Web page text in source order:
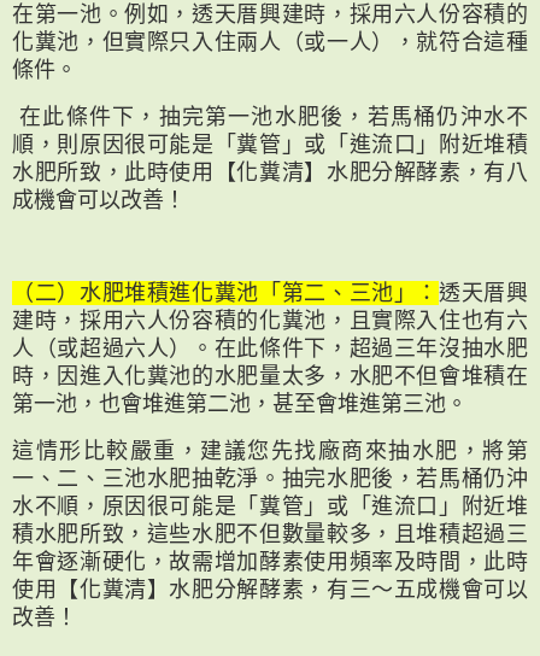
在第一池。例如，透天厝興建時，採用六人份容積的
化糞池，但實際只入住兩人（或一人），就符合這種
條件。
在此條件下，抽完第一池水肥後，若馬桶仍沖水不
順，則原因很可能是「糞管」或「進流口」附近堆積
水肥所致，此時使用【化糞清】水肥分解酵素，有八
成機會可以改善！
（二）水肥堆積進化糞池「第二、三池」：透天厝興
建時，採用六人份容積的化糞池，且實際入住也有六
人（或超過六人）。在此條件下，超過三年沒抽水肥
時，因進入化糞池的水肥量太多，水肥不但會堆積在
第一池，也會堆進第二池，甚至會堆進第三池。
這情形比較嚴重，建議您先找廠商來抽水肥，將第
一、二、三池水肥抽乾淨。抽完水肥後，若馬桶仍沖
水不順，原因很可能是「糞管」或「進流口」附近堆
積水肥所致，這些水肥不但數量較多，且堆積超過三
年會逐漸硬化，故需增加酵素使用頻率及時間，此時
使用【化糞清】水肥分解酵素，有三～五成機會可以
改善！